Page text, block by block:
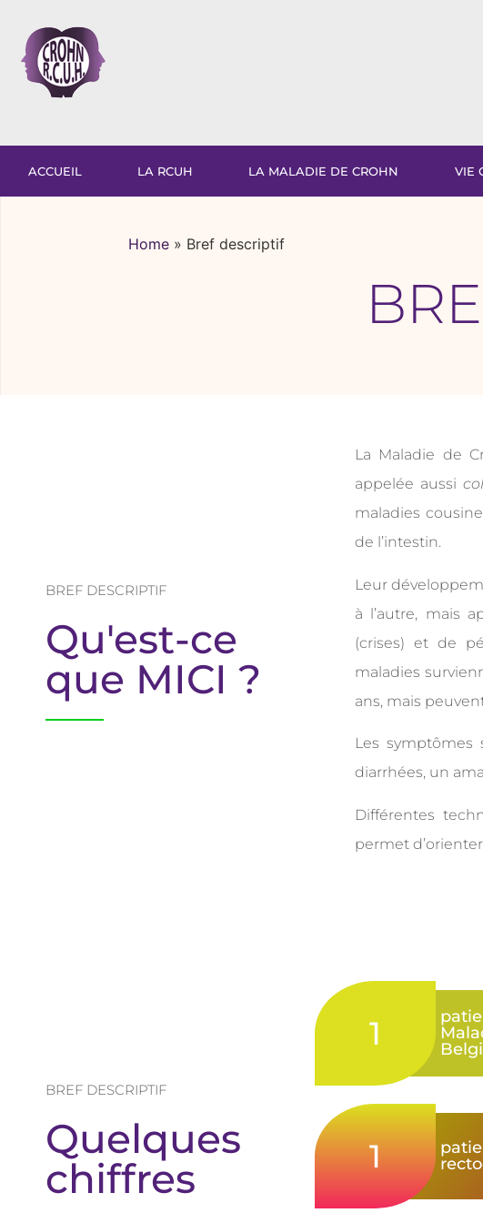
ACCUEIL LA RCUH LA MALADIE DE CROHN VIE
Home» Bref descriptif
BREF DESCRIPTIF
Qu'est-ce
que MICI ?
La Maladie de
appelée aussi
maladies
de l’intestin.
Leur
à l’autre, mais
(crises) et de
maladies
ans, mais
Les symptômes
diarrhées, un
Différentes
permet
BREF DESCRIPTIF
Quelques
chiffres
1
1